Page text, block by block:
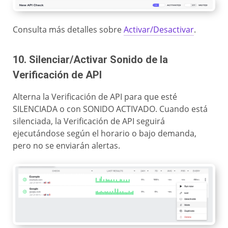
Consulta más detalles sobreActivar/Desactivar.
10. Silenciar/Activar Sonido de la
Verificación de API
Alterna la Verificación de API para que esté
SILENCIADA o con SONIDO ACTIVADO. Cuando está
silenciada, la Verificación de API seguirá
ejecutándose según el horario o bajo demanda,
pero no se enviarán alertas.